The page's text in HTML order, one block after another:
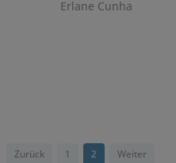
Erlane Cunha
Zurück 1 2 Weiter